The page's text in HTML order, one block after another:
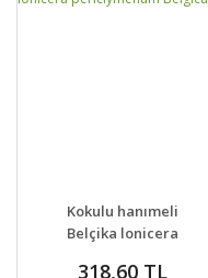
Kokulu hanımeli
Belçika lonicera
318,60 TL